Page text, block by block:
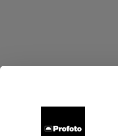
会社概要 お問い合わせ